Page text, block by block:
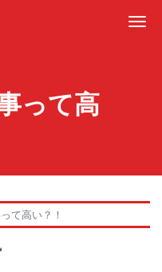
って高
て高い？！